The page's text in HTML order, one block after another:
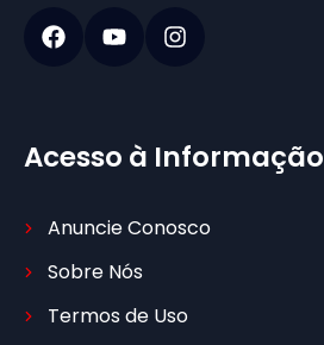
Acesso à Informação
Anuncie Conosco
Sobre Nós
Termos de Uso